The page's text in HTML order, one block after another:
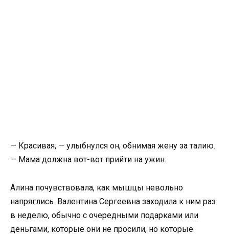
— Красивая, — улыбнулся он, обнимая жену за талию.
— Мама должна вот-вот прийти на ужин.
Алина почувствовала, как мышцы невольно
напряглись. Валентина Сергеевна заходила к ним раз
в неделю, обычно с очередными подарками или
деньгами, которые они не просили, но которые